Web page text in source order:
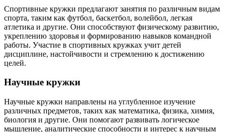
Спортивные кружки предлагают занятия по различным видам
спорта, таким как футбол, баскетбол, волейбол, легкая
атлетика и другие. Они способствуют физическому развитию,
укреплению здоровья и формированию навыков командной
работы. Участие в спортивных кружках учит детей
дисциплине, настойчивости и стремлению к достижению
целей.
Научные кружки
Научные кружки направлены на углубленное изучение
различных предметов, таких как математика, физика, химия,
биология и другие. Они помогают развивать логическое
мышление, аналитические способности и интерес к научным